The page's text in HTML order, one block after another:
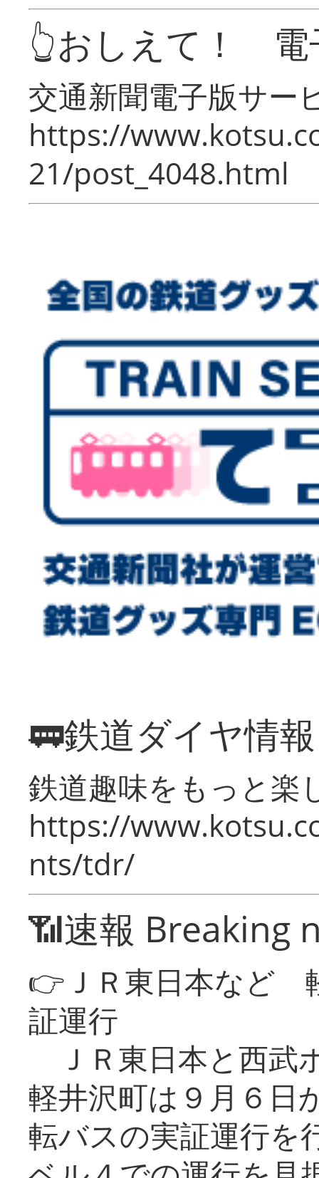
👆おしえて！ 電
交通新聞電子版サー
https://
21/post_4048.html
🚃鉄道ダイヤ情
鉄道趣味をもっと楽
https://
nts/tdr/
📶速報 Breaking
👉ＪＲ東日本など
証運行
ＪＲ東日本と西武
軽井沢町は９月６日
転バスの実証運行を